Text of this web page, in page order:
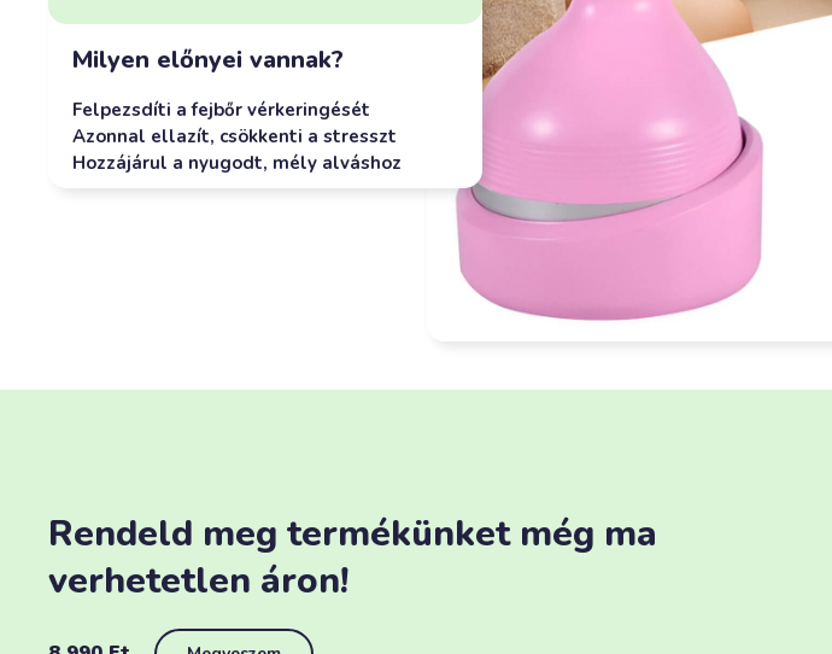
Milyen előnyei vannak?
Felpezsdíti a fejbőr vérkeringését
Azonnal ellazít, csökkenti a stresszt
Hozzájárul a nyugodt, mély alváshoz
Rendeld meg termékünket még ma
verhetetlen áron!